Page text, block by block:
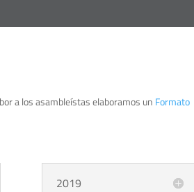
a los asambleístas elaboramos un Formato
2019